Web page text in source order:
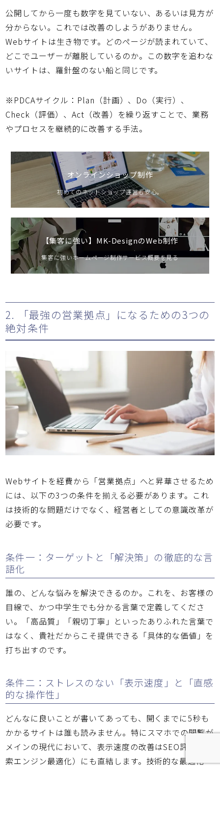
公開してから一度も数字を見ていない、あるいは見方が
分からない。これでは改善のしようがありません。
Webサイトは生き物です。どのページが読まれていて、
どこでユーザーが離脱しているのか。この数字を追わな
いサイトは、羅針盤のない船と同じです。
※PDCAサイクル：Plan（計画）、Do（実行）、
Check（評価）、Act（改善）を繰り返すことで、業務
やプロセスを継続的に改善する手法。
オンラインショップ制作
初めてのネットショップ運営も安心。
【集客に強い】MK-DesignのWeb制作
集客に強いホームページ制作サービス概要を見る
2. 「最強の営業拠点」になるための3つの
絶対条件
Webサイトを経費から「営業拠点」へと昇華させるため
には、以下の3つの条件を揃える必要があります。これ
は技術的な問題だけでなく、経営者としての意識改革が
必要です。
条件一：ターゲットと「解決策」の徹底的な言
語化
誰の、どんな悩みを解決できるのか。これを、お客様の
目線で、かつ中学生でも分かる言葉で定義してくださ
い。「高品質」「親切丁寧」といったありふれた言葉で
はなく、貴社だからこそ提供できる「具体的な価値」を
打ち出すのです。
条件二：ストレスのない「表示速度」と「直感
的な操作性」
どんなに良いことが書いてあっても、開くまでに5秒も
かかるサイトは誰も読みません。特にスマホでの閲覧が
メインの現代において、表示速度の改善はSEO評価（検
索エンジン最適化）にも直結します。技術的な最適化